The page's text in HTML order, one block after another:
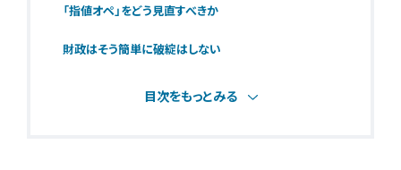
「指値オペ」をどう見直すべきか
財政はそう簡単に破綻はしない
目次をもっとみる